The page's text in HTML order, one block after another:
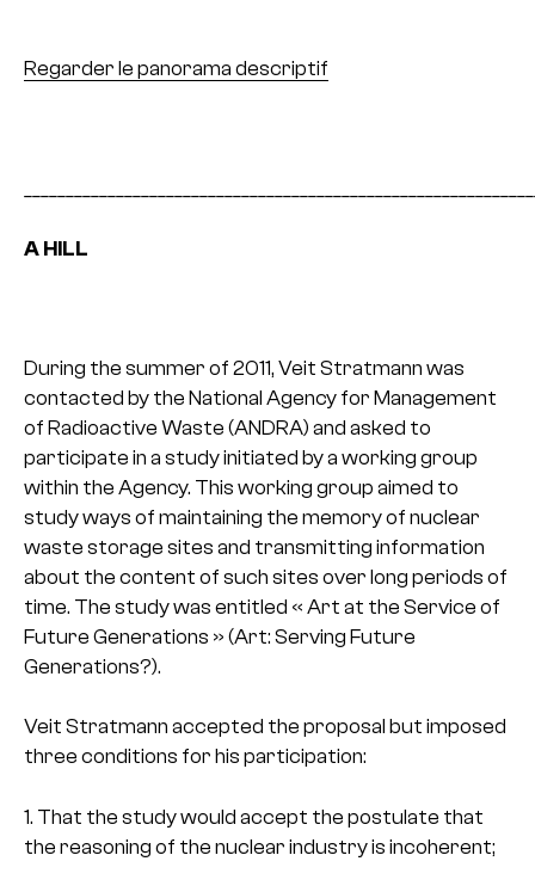
Regarder le panorama descriptif
A HILL
During the summer of 2011, Veit Stratmann was
contacted by the National Agency for Management
of Radioactive Waste (ANDRA) and asked to
participate in a study initiated by a working group
within the Agency. This working group aimed to
study ways of maintaining the memory of nuclear
waste storage sites and transmitting information
about the content of such sites over long periods of
time. The study was entitled « Art at the Service of
Future Generations » (Art: Serving Future
Generations?).
Veit Stratmann accepted the proposal but imposed
three conditions for his participation:
1. That the study would accept the postulate that
the reasoning of the nuclear industry is incoherent;